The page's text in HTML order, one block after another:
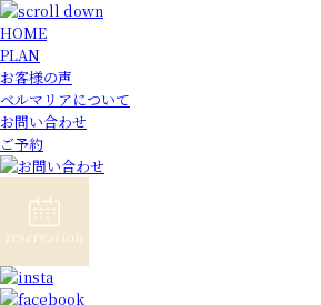
HOME
PLAN
お客様の声
ベルマリアについて
お問い合わせ
ご予約